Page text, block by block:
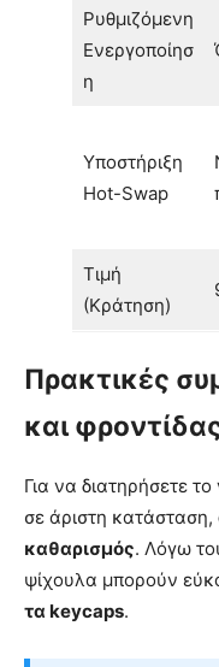
Ρυθμιζόμενη
Ενεργοποίησ
η
Υποστήριξη
Hot-Swap
Τιμή
(Κράτηση)
Πρακτικές
και
Για να διατηρήσετε
σε άριστη κατάσταση,
καθαρισμός. Λόγω
ψίχουλα μπορούν
τα keycaps.